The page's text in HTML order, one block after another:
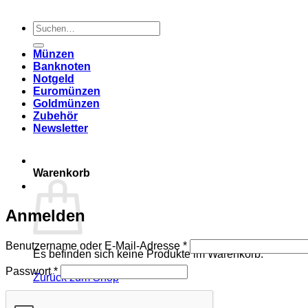
Warenkorb
Es befinden sich keine Produkte im Warenkorb.
Zurück zum Shop
Suchen
nach:
Münzen
Banknoten
Notgeld
Euromünzen
Goldmünzen
Zubehör
Newsletter
Anmelden
Benutzername oder E-Mail-Adresse *Erforderlich
Passwort*Erforderlich